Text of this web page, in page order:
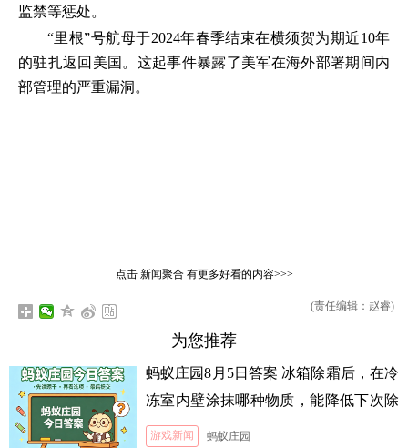
监禁等惩处。
“里根”号航母于2024年春季结束在横须贺为期近10年
的驻扎返回美国。这起事件暴露了美军在海外部署期间内
部管理的严重漏洞。
点击 新闻聚合有更多好看的内容>>>
(责任编辑：赵睿)
为您推荐
蚂蚁庄园8月5日答案 冰箱除霜后，在冷
冻室内壁涂抹哪种物质，能降低下次除
霜的难度
游戏新闻 蚂蚁庄园